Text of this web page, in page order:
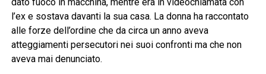
l’ex e sostava davanti la sua casa. La donna ha raccontato
alle forze dell’ordine che da circa un anno aveva
atteggiamenti persecutori nei suoi confronti ma che non
aveva mai denunciato.